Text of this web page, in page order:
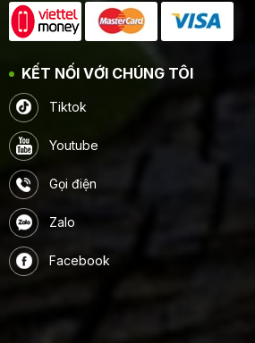
KẾT NỐI VỚI CHÚNG TÔI
Tiktok
Youtube
Gọi điện
Zalo
Facebook